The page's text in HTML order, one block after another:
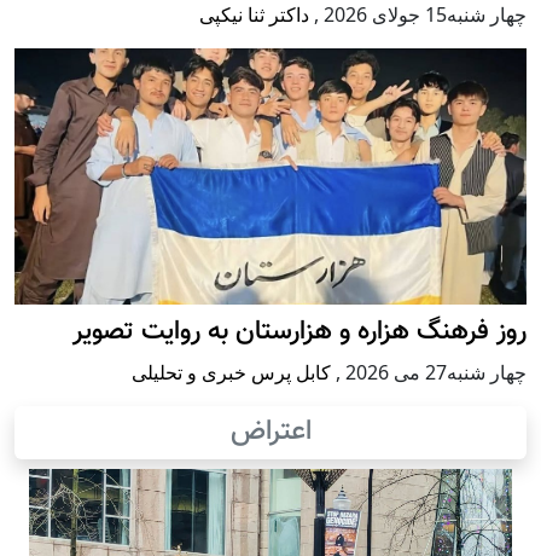
چهار شنبه15 جولای 2026 , داکتر ثنا نیکپی
روز فرهنگ هزاره و هزارستان به روایت تصویر
چهار شنبه27 می 2026 , کابل پرس خبری و تحلیلی
اعتراض